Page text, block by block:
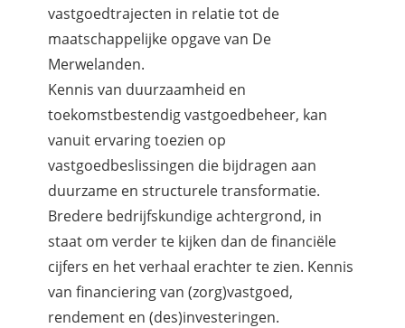
vastgoedtrajecten in relatie tot de
maatschappelijke opgave van De
Merwelanden.
Kennis van duurzaamheid en
toekomstbestendig vastgoedbeheer, kan
vanuit ervaring toezien op
vastgoedbeslissingen die bijdragen aan
duurzame en structurele transformatie.
Bredere bedrijfskundige achtergrond, in
staat om verder te kijken dan de financiële
cijfers en het verhaal erachter te zien. Kennis
van financiering van (zorg)vastgoed,
rendement en (des)investeringen.